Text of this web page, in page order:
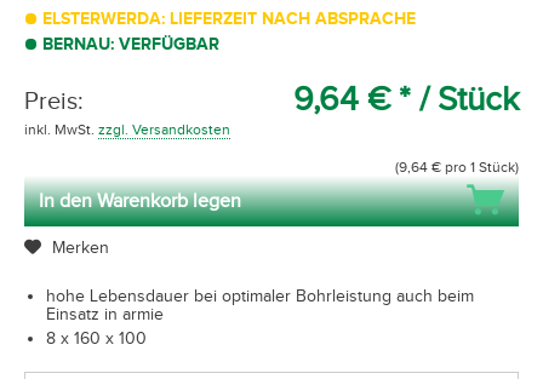
ELSTERWERDA: LIEFERZEIT NACH ABSPRACHE
BERNAU: VERFÜGBAR
Preis: 9,64 € * / Stück
inkl. MwSt. zzgl. Versandkosten
(9,64 € pro 1 Stück)
In den Warenkorb legen
Merken
hohe Lebensdauer bei optimaler Bohrleistung auch beim
Einsatz in armie
8 x 160 x 100